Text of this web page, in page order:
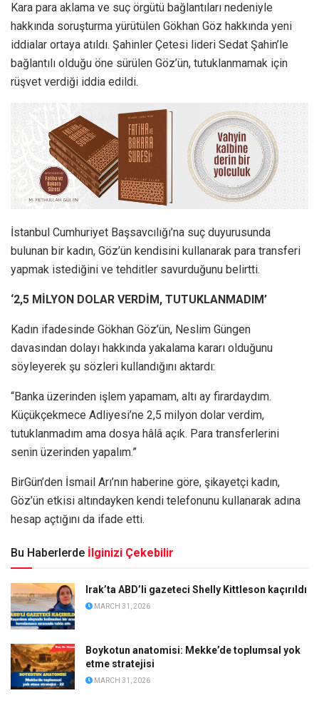
Kara para aklama ve suç örgütü bağlantıları nedeniyle
hakkında soruşturma yürütülen Gökhan Göz hakkında yeni
iddialar ortaya atıldı. Şahinler Çetesi lideri Sedat Şahin’le
bağlantılı olduğu öne sürülen Göz’ün, tutuklanmamak için
rüşvet verdiği iddia edildi.
İstanbul Cumhuriyet Başsavcılığı’na suç duyurusunda
bulunan bir kadın, Göz’ün kendisini kullanarak para transferi
yapmak istediğini ve tehditler savurduğunu belirtti.
‘2,5 MİLYON DOLAR VERDİM, TUTUKLANMADIM’
Kadın ifadesinde Gökhan Göz’ün, Neslim Güngen
davasından dolayı hakkında yakalama kararı olduğunu
söyleyerek şu sözleri kullandığını aktardı:
“Banka üzerinden işlem yapamam, altı ay firardaydım.
Küçükçekmece Adliyesi’ne 2,5 milyon dolar verdim,
tutuklanmadım ama dosya hâlâ açık. Para transferlerini
senin üzerinden yapalım.”
BirGün’den İsmail Arı’nın haberine göre, şikayetçi kadın,
Göz’ün etkisi altındayken kendi telefonunu kullanarak adına
hesap açtığını da ifade etti.
Bu Haberlerde İlginizi Çekebilir
Irak’ta ABD’li gazeteci Shelly Kittleson kaçırıldı
MARCH 31, 2026
Boykotun anatomisi: Mekke’de toplumsal yok
etme stratejisi
MARCH 31, 2026